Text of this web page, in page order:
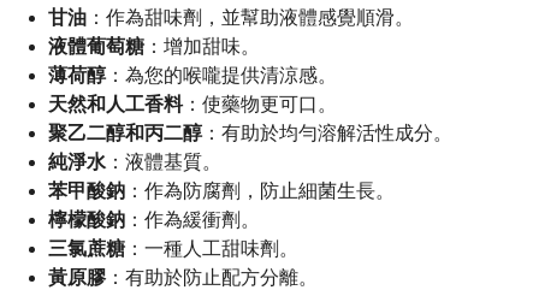
甘油 ：作為甜味劑，並幫助液體感覺順滑。
液體葡萄糖 ：增加甜味。
薄荷醇：為您的喉嚨提供清涼感。
天然和人工香料：使藥物更可口。
聚乙二醇和丙二醇：有助於均勻溶解活性成分。
純淨水 ：液體基質。
苯甲酸鈉 ：作為防腐劑，防止細菌生長。
檸檬酸鈉 ：作為緩衝劑。
三氯蔗糖 ：一種人工甜味劑。
黃原膠：有助於防止配方分離。